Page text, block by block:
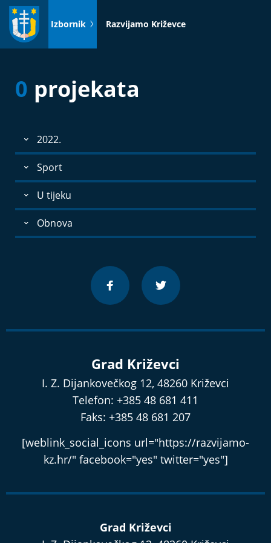
Idi
sadržaj
Izbornik Razvijamo Križevce
0 projekata
2022.
Sport
U tijeku
Obnova
Grad Križevci
I. Z. Dijankovečkog 12, 48260 Križevci
Telefon: +385 48 681 411
Faks: +385 48 681 207
[weblink_social_icons url="https://razvijamo-
kz.hr/" facebook="yes" twitter="yes"]
Grad Križevci